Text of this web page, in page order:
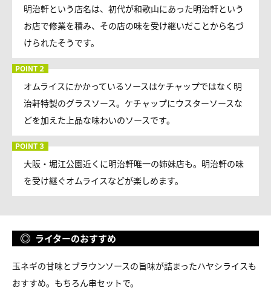
明治軒という店名は、初代が和歌山にあった明治軒という
お店で修業を積み、その店の味を受け継いだことから名づ
けられたそうです。
オムライスにかかっているソースはケチャップではなく明
治軒特製のグラスソース。ケチャップにウスターソースな
どを加えた上品な味わいのソースです。
大阪・堀江公園近くに明治軒唯一の姉妹店も。明治軒の味
を受け継ぐオムライスなどが楽しめます。
ライターのおすすめ
玉ネギの甘味とブラウンソースの旨味が詰まったハヤシライスも
おすすめ。もちろん串セットで。